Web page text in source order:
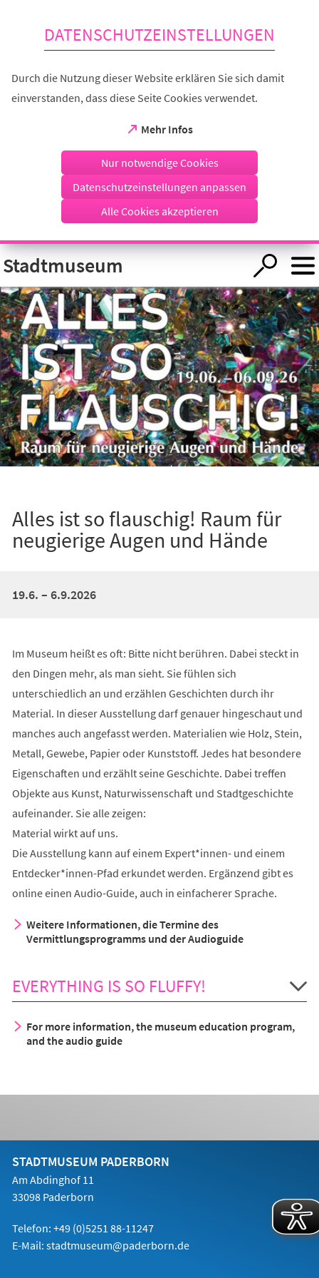
Visuelle
Assistenzsoftware
öffnen.
DATENSCHUTZEINSTELLUNGEN
Durch die Nutzung dieser Website erklären Sie sich damit
einverstanden, dass diese Seite Cookies verwendet.
Mehr Infos
(Öffnet
einem
neuen
Tab)
Nur notwendige Cookies
Datenschutzeinstellungen anpassen
Alle Cookies akzeptieren
Stadtmuseum
Alles ist so flauschig! Raum für
neugierige Augen und Hände
19.6. – 6.9.2026
Im Museum heißt es oft: Bitte nicht berühren. Dabei steckt in
den Dingen mehr, als man sieht. Sie fühlen sich
unterschiedlich an und erzählen Geschichten durch ihr
Material. In dieser Ausstellung darf genauer hingeschaut und
manches auch angefasst werden. Materialien wie Holz, Stein,
Metall, Gewebe, Papier oder Kunststoff. Jedes hat besondere
Eigenschaften und erzählt seine Geschichte. Dabei treffen
Objekte aus Kunst, Naturwissenschaft und Stadtgeschichte
aufeinander. Sie alle zeigen:
Material wirkt auf uns.
Die Ausstellung kann auf einem Expert*innen- und einem
Entdecker*innen-Pfad erkundet werden. Ergänzend gibt es
online einen Audio-Guide, auch in einfacherer Sprache.
Weitere Informationen, die Termine des
Vermittlungsprogramms und der Audioguide
EVERYTHING IS SO FLUFFY!
For more information, the museum education program,
and the audio guide
STADTMUSEUM PADERBORN
Am Abdinghof 11
33098 Paderborn
Telefon: +49 (0)5251 88-11247
E-Mail: stadtmuseum@paderborn.de